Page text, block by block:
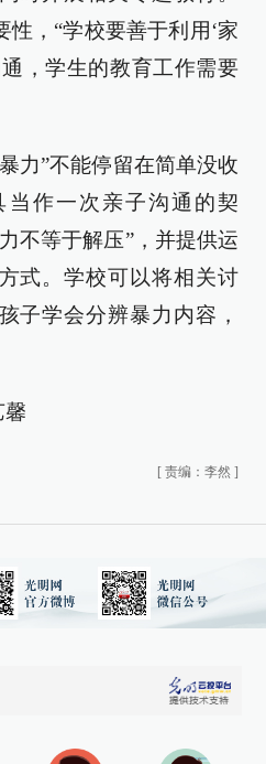
，“学校要善于利用‘家
，学生的教育工作需要
力”不能停留在简单没收
当作一次亲子沟通的契
不等于解压”，并提供运
式。学校可以将相关讨
子学会分辨暴力内容，
馨
[ 责编：李然 ]